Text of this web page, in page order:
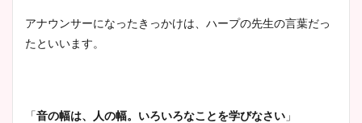
アナウンサーになったきっかけは、ハープの先生の言葉だっ
たといいます。
「音の幅は、人の幅。いろいろなことを学びなさい 」